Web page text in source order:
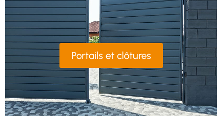
Portails et clôtures